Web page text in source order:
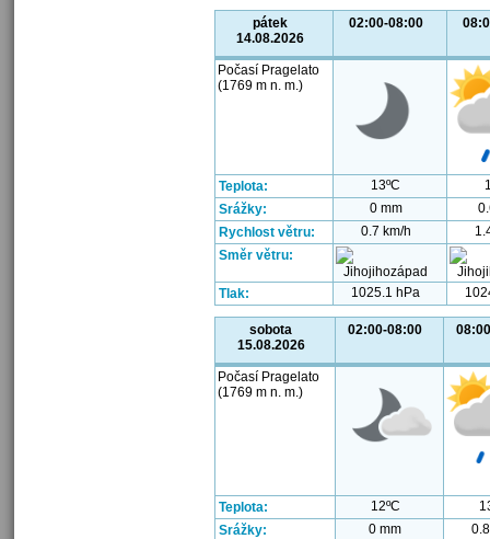
pátek
14.08.2026
02:00-08:00
Počasí Pragelato
(1769 m n. m.)
Teplota: 13ºC
Srážky:
0 mm
Rychlost větru:
0.7 km/h
Směr větru:
Tlak: 1025.1 hPa
sobota
15.08.2026
02:00-08:00
Počasí Pragelato
(1769 m n. m.)
Teplota: 12ºC
Srážky:
0 mm